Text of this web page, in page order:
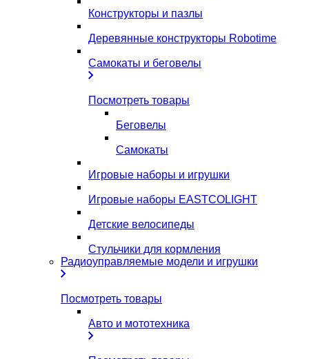
Конструкторы и пазлы
Деревянные конструкторы Robotime
Самокаты и беговелы
Посмотреть товары
Беговелы
Самокаты
Игровые наборы и игрушки
Игровые наборы EASTCOLIGHT
Детские велосипеды
Стульчики для кормления
Радиоуправляемые модели и игрушки
Посмотреть товары
Авто и мототехника